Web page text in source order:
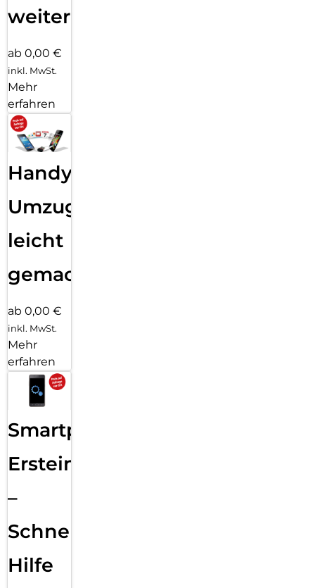
weiter
ab 0,00 €
inkl. MwSt.
Mehr
erfahren
Handy
Umzug
leicht
gemacht!
ab 0,00 €
inkl. MwSt.
Mehr
erfahren
Smartphone
Ersteinrichtung
–
Schnelle
Hilfe